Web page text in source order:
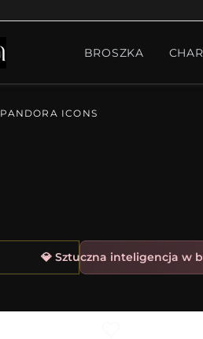
BROSZKA
PANDORA ICONS
💎 Sztuczna inteligencja w